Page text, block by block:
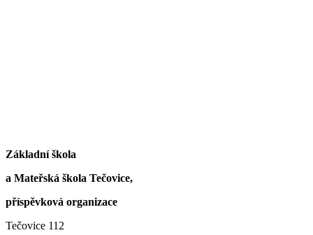
Základní škola
a Mateřská škola Tečovice,
příspěvková organizace
Tečovice 112